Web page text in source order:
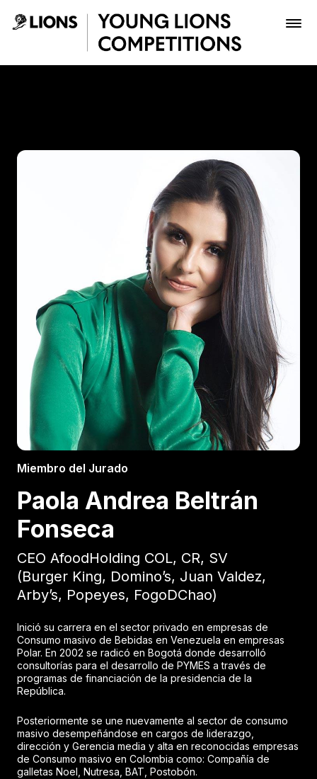
Saltar al contenido principal
Inscribir
Boletería
Miembro del Jurado
Paola Andrea Beltrán
Fonseca
CEO AfoodHolding COL, CR, SV
(Burger King, Domino’s, Juan Valdez,
Arby’s, Popeyes, FogoDChao)
Inició su carrera en el sector privado en empresas de
Consumo masivo de Bebidas en Venezuela en empresas
Polar. En 2002 se radicó en Bogotá donde desarrolló
consultorías para el desarrollo de PYMES a través de
programas de financiación de la presidencia de la
República.
Posteriormente se une nuevamente al sector de consumo
masivo desempeñándose en cargos de liderazgo,
dirección y Gerencia media y alta en reconocidas empresas
de Consumo masivo en Colombia como: Compañía de
galletas Noel, Nutresa, BAT, Postobón.